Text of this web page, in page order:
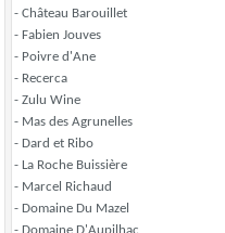
- Château Barouillet
- Fabien Jouves
- Poivre d'Ane
- Recerca
- Zulu Wine
- Mas des Agrunelles
- Dard et Ribo
- La Roche Buissière
- Marcel Richaud
- Domaine Du Mazel